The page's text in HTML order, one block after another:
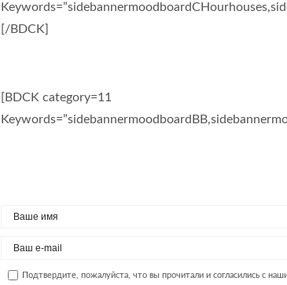
[/BDCK]
[BDCK category=11
Подтвердите, пожалуйста, что вы прочитали и согласились с